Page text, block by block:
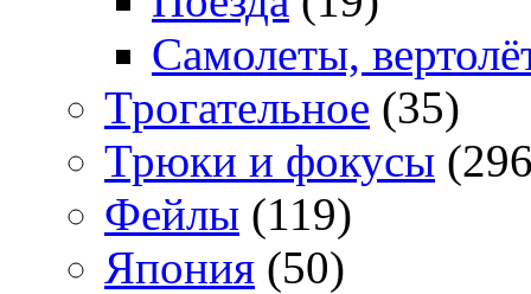
Самолеты,
Трогательное (35)
Трюки и фокусы
Фейлы (119)
Япония (50)